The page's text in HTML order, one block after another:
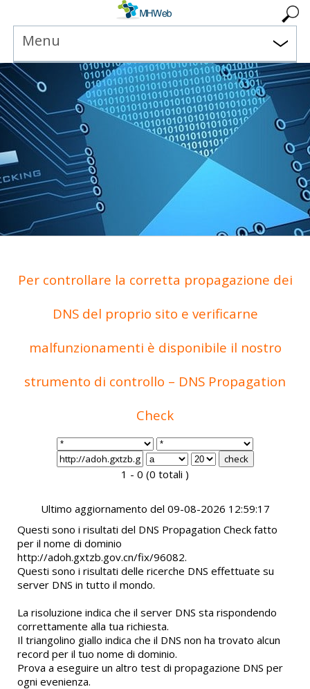
Menu
Per controllare la corretta propagazione dei
DNS del proprio sito e verificarne
malfunzionamenti è disponibile il nostro
strumento di controllo – DNS Propagation
Check
1 - 0 (0 totali )
Ultimo aggiornamento del 09-08-2026 12:59:17
Questi sono i risultati del DNS Propagation Check fatto
per il nome di dominio
http://adoh.gxtzb.gov.cn/fix/96082.
Questi sono i risultati delle ricerche DNS effettuate su
server DNS in tutto il mondo.
La risoluzione indica che il server DNS sta rispondendo
correttamente alla tua richiesta.
Il triangolino giallo indica che il DNS non ha trovato alcun
record per il tuo nome di dominio.
Prova a eseguire un altro test di propagazione DNS per
ogni evenienza.